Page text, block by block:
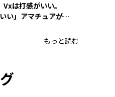
Vxは打感がいい。
い」アマチュアが選
もっと読む